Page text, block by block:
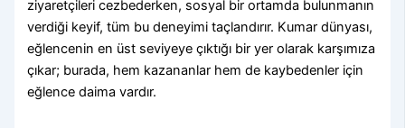
ziyaretçileri cezbederken, sosyal bir ortamda bulunmanın
verdiği keyif, tüm bu deneyimi taçlandırır. Kumar dünyası,
eğlencenin en üst seviyeye çıktığı bir yer olarak karşımıza
çıkar; burada, hem kazananlar hem de kaybedenler için
eğlence daima vardır.